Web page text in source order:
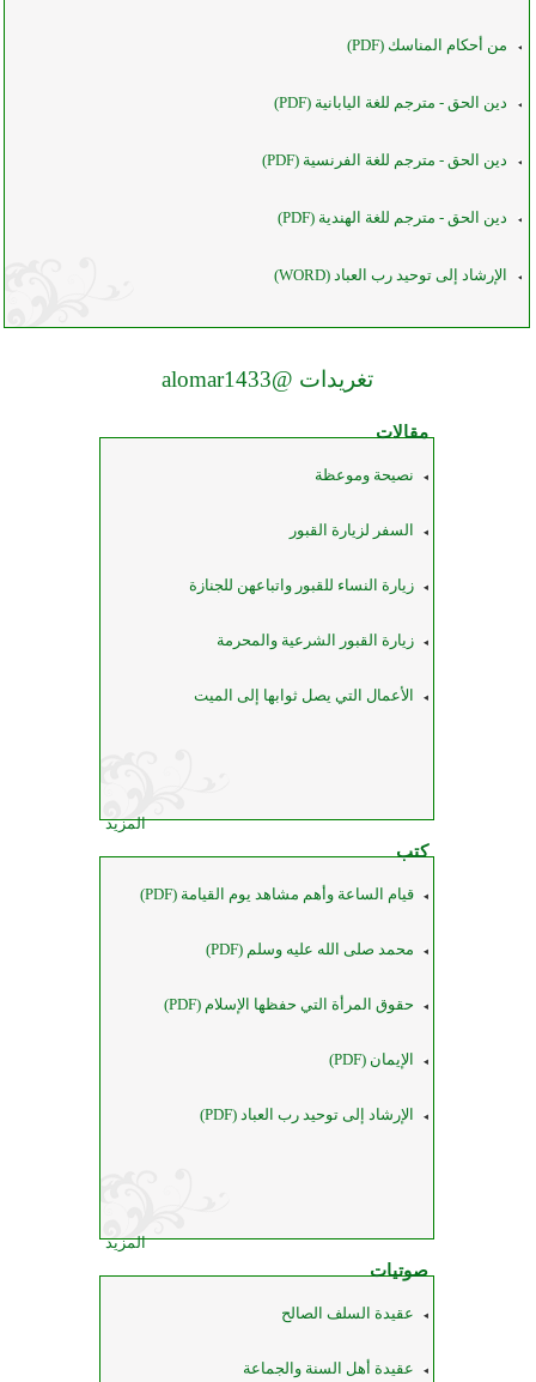
من أحكام المناسك (PDF)
دين الحق - مترجم للغة اليابانية (PDF)
دين الحق - مترجم للغة الفرنسية (PDF)
دين الحق - مترجم للغة الهندية (PDF)
الإرشاد إلى توحيد رب العباد (WORD)
تغريدات @alomar1433
مقالات
نصيحة وموعظة
السفر لزيارة القبور
زيارة النساء للقبور واتباعهن للجنازة
زيارة القبور الشرعية والمحرمة
الأعمال التي يصل ثوابها إلى الميت
المزيد
كتب
قيام الساعة وأهم مشاهد يوم القيامة (PDF)
محمد صلى الله عليه وسلم (PDF)
حقوق المرأة التي حفظها الإسلام (PDF)
الإيمان (PDF)
الإرشاد إلى توحيد رب العباد (PDF)
المزيد
صوتيات
عقيدة السلف الصالح
عقيدة أهل السنة والجماعة